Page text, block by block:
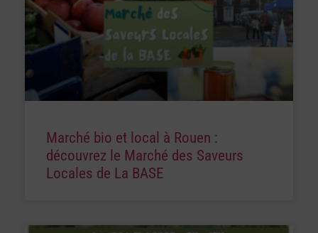
Marché bio et local à Rouen :
découvrez le Marché des Saveurs
Locales de La BASE